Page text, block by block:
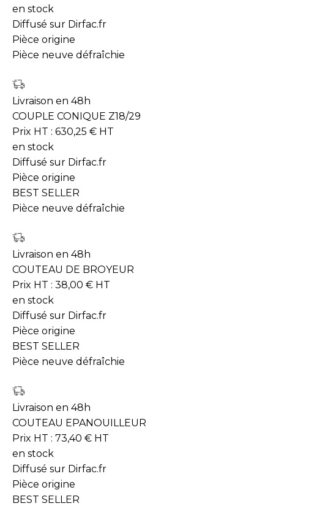
en stock
Diffusé sur Dirfac.fr
Pièce origine
Pièce neuve défraîchie
Livraison en 48h
COUPLE CONIQUE Z18/29
Prix HT : 630,25 € HT
en stock
Diffusé sur Dirfac.fr
Pièce origine
BEST SELLER
Pièce neuve défraîchie
Livraison en 48h
COUTEAU DE BROYEUR
Prix HT : 38,00 € HT
en stock
Diffusé sur Dirfac.fr
Pièce origine
BEST SELLER
Pièce neuve défraîchie
Livraison en 48h
COUTEAU EPANOUILLEUR
Prix HT : 73,40 € HT
en stock
Diffusé sur Dirfac.fr
Pièce origine
BEST SELLER